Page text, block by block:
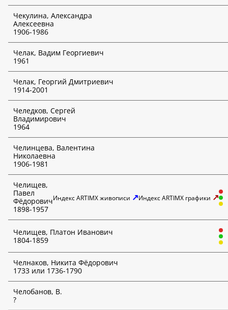
Выбрать аукционный дом*
Дата аукциона*
День
Месяц
Год
Отмеченные функции доступны только для платных
подписчиков!
Чекулина, Александра
Алексеевна
1906-1986
Челак, Вадим Георгиевич
1961
Челак, Георгий Дмитриевич
1914-2001
Челедков, Сергей
Владимирович
1964
Челинцева, Валентина
Николаевна
1906-1981
Челищев,
Павел
Фёдорович
1898-1957
Индекс ARTIMX живописи ↗Индекс ARTIMX графики ↗
Челищев, Платон Иванович
1804-1859
Челнаков, Никита Фёдорович
1733 или 1736-1790
Челобанов, В.
?